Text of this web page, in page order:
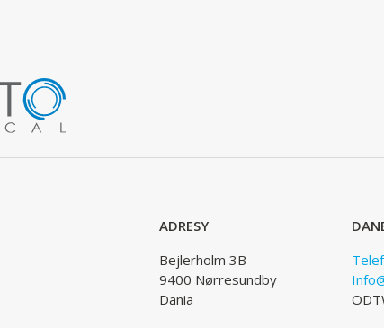
ADRESY
Bejlerholm 3B
9400 Nørresundby
Dania